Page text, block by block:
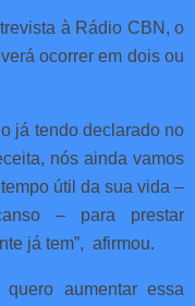
à Rádio CBN, o
ocorrer em dois ou
já tendo declarado no
nós ainda vamos
útil da sua vida –
– para prestar
já tem”, afirmou.
aumentar essa